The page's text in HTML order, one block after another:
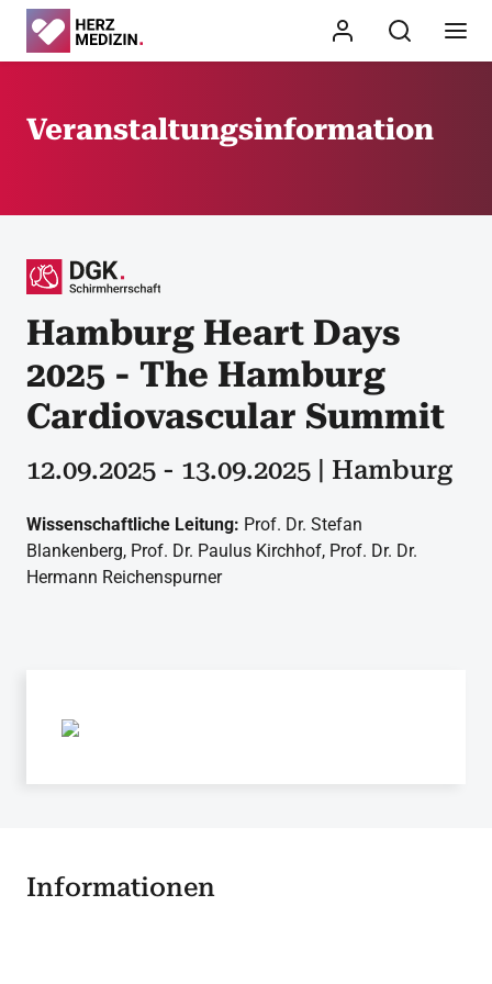
Veranstaltungsinformation
Hamburg Heart Days
2025 - The Hamburg
Cardiovascular Summit
12.09.2025 - 13.09.2025 | Hamburg
Wissenschaftliche Leitung: Prof. Dr. Stefan
Blankenberg, Prof. Dr. Paulus Kirchhof, Prof. Dr. Dr.
Hermann Reichenspurner
Informationen